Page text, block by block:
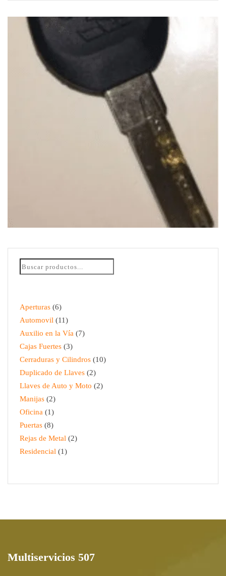
Aperturas 6
Automovil
11
Auxilio en la Vía
7
Cajas Fuertes 3
Cerraduras y Cilindros
10
Duplicado de Llaves
2
Llaves de Auto y Moto
2
Manijas
2
Oficina
1
Puertas 8
Rejas de Metal
2
Residencial
1
Multiservicios 507